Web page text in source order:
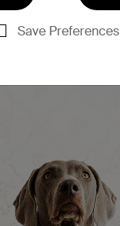
Save Preferences